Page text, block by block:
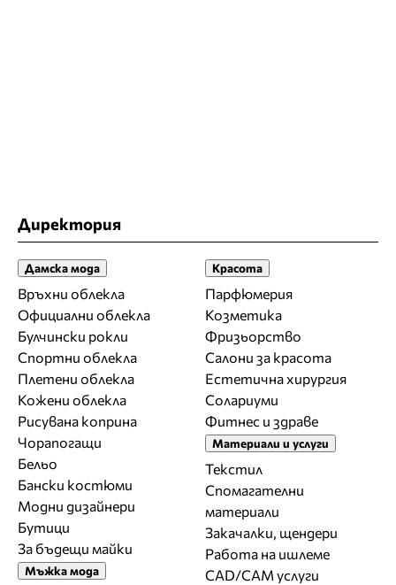
Директория
Дамска мода
Връхни облекла
Официални облекла
Булчински рокли
Спортни облекла
Плетени облекла
Кожени облекла
Рисувана коприна
Чорапогащи
Бельо
Бански костюми
Модни дизайнери
Бутици
За бъдещи майки
Мъжка мода
Красота
Парфюмерия
Козметика
Фризьорство
Салони за красота
Естетична хирургия
Солариуми
Фитнес и здраве
Материали и услуги
Текстил
Спомагателни
материали
Закачалки, щендери
Работа на ишлеме
CAD/CAM услуги